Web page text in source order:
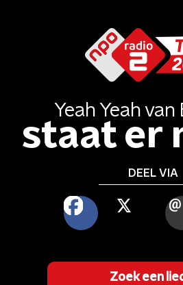
Yeah Yeah van
staat er
DEEL VIA
FACEBOOK
X
Zoek een